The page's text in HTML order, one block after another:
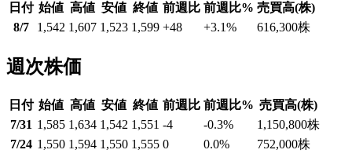
日付 始値 高値 安値 終値 前週比 前週比% 売買高(株)
8/7
1,542 1,607 1,523 1,599 +48 +3.1% 616,300株
週次株価
日付 始値 高値 安値 終値 前週比 前週比% 売買高(株)
7/31 1,585 1,634 1,542 1,551 -4 -0.3% 1,150,800株
7/24 1,550 1,594 1,550 1,555 0 0.0% 752,000株